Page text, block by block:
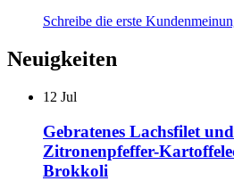
Schreibe die erste
Neuigkeiten
12 Jul
Gebratenes Lachsfilet
Zitronenpfeffer-
Brokkoli